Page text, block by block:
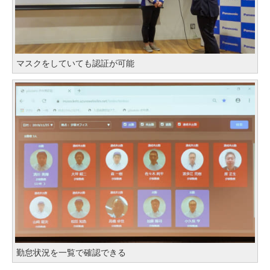
マスクをしていても認証が可能
勤怠状況を一覧で確認できる